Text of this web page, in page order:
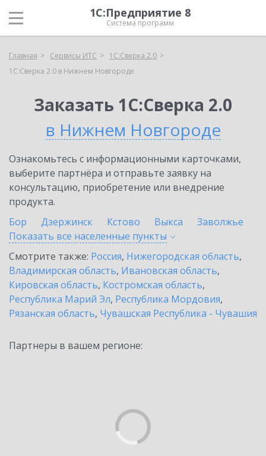
1С:Предприятие 8
Система программ
Главная Сервисы ИТС
1С:Сверка 2.0
1С:Сверка 2.0 в Нижнем Новгороде
Заказать 1С:Сверка 2.0
в Нижнем Новгороде
Ознакомьтесь с информационными карточками,
выберите партнёра и отправьте заявку на
консультацию, приобретение или внедрение
продукта.
Бор
Дзержинск Кстово Выкса
Заволжье
Показать все населенные пункты
Смотрите также: Россия, Нижегородская область,
Владимирская область, Ивановская область,
Кировская область, Костромская область,
Республика Марий Эл, Республика Мордовия,
Рязанская область, Чувашская Республика - Чувашия
Партнеры в вашем регионе: